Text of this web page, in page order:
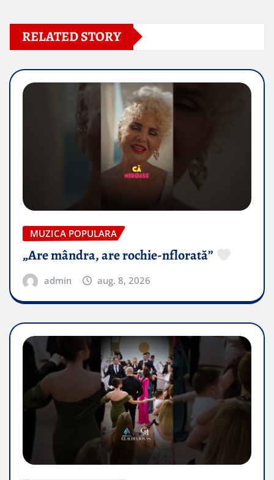
RELATED STORY
MUZICA POPULARA
„Are mândra, are rochie-nflorată”
admin aug. 8, 2026